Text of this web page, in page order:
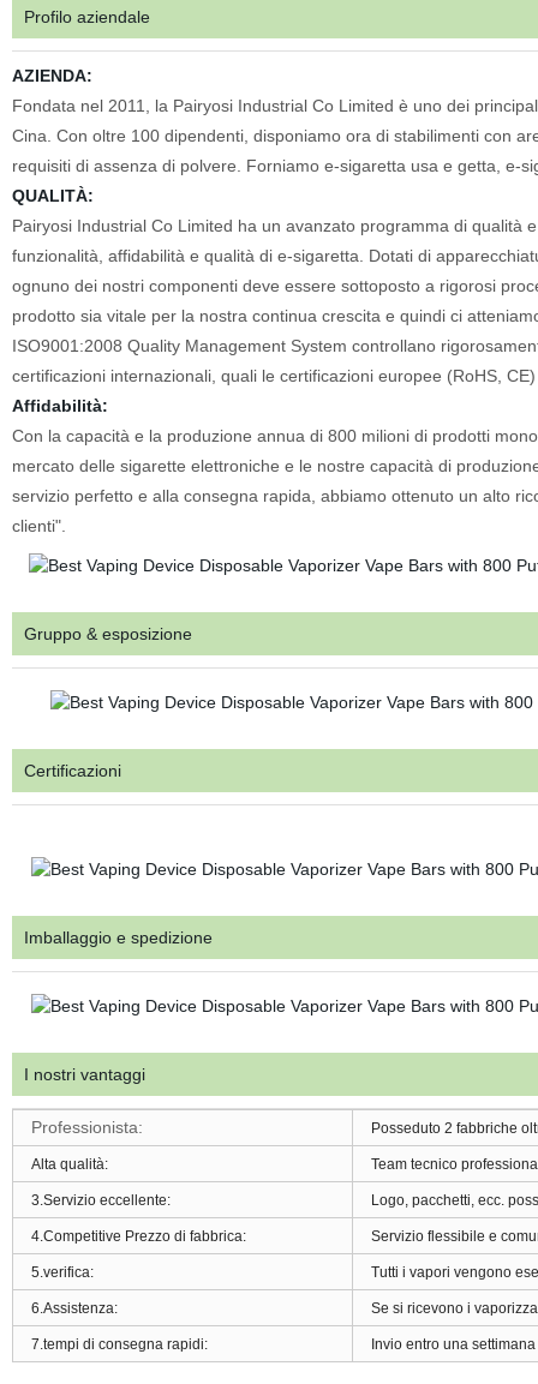
Profilo aziendale
AZIENDA:
Fondata nel 2011, la Pairyosi Industrial Co Limited è uno dei
Cina. Con oltre 100 dipendenti, disponiamo ora di stabilimenti con
requisiti di assenza di polvere. Forniamo e-sigaretta usa e getta, e-
QUALITÀ:
Pairyosi Industrial Co Limited ha un avanzato programma di
funzionalità, affidabilità e qualità di e-sigaretta. Dotati di
ognuno dei nostri componenti deve essere sottoposto a rigorosi
prodotto sia vitale per la nostra continua crescita e quindi ci
ISO9001:2008 Quality Management System controllano
certificazioni internazionali, quali le certificazioni europee (RoHS,
Affidabilità:
Con la capacità e la produzione annua di 800 milioni di prodotti
mercato delle sigarette elettroniche e le nostre capacità di
servizio perfetto e alla consegna rapida, abbiamo ottenuto un alto
clienti".
Gruppo & esposizione
Certificazioni
Imballaggio e spedizione
I nostri vantaggi
Professionista: Posseduto 2 fabbriche
Alta qualità: Team tecnico
3.Servizio eccellente: Logo, pacchetti, ecc.
4.Competitive Prezzo di fabbrica: Servizio flessibile e
5.verifica: Tutti i vapori vengono
6.Assistenza: Se si ricevono i
7.tempi di consegna rapidi: Invio entro una